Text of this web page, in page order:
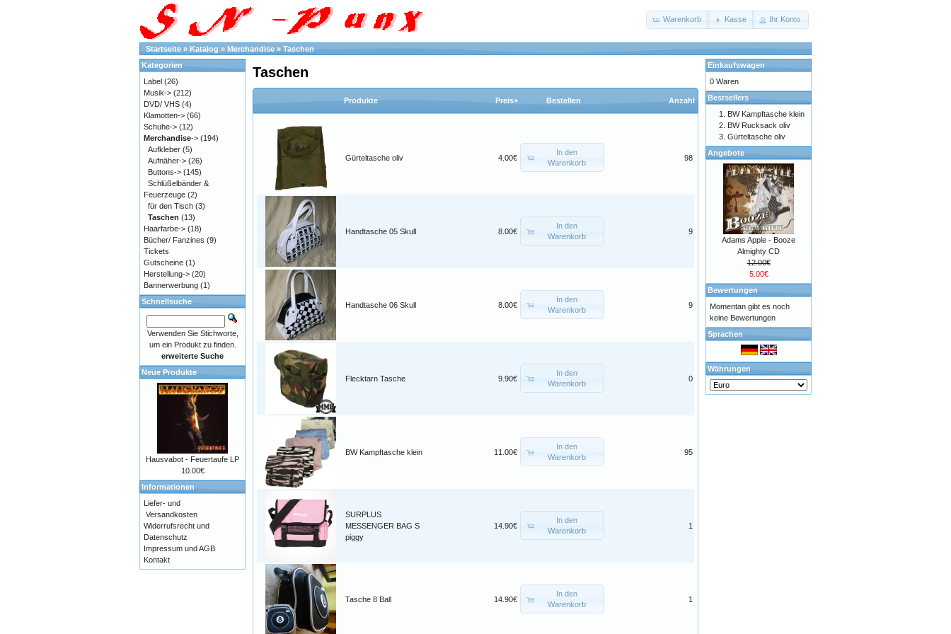
Warenkorb Kasse Ihr Konto
Startseite » Katalog » Merchandise » Taschen
Taschen
Produkte Preis+ Bestellen Anzahl
Gürteltasche oliv 4.00€
In den
Warenkorb
98
Handtasche 05 Skull 8.00€
In den
Warenkorb
9
Handtasche 06 Skull 8.00€
In den
Warenkorb
9
Flecktarn Tasche 9.90€
In den
Warenkorb
0
BW Kampftasche klein 11.00€
In den
Warenkorb
95
SURPLUS
MESSENGER BAG S
piggy
14.90€
In den
Warenkorb
1
Tasche 8 Ball 14.90€
In den
Warenkorb
1
Kategorien
Label (26)
Musik-> (212)
DVD/ VHS (4)
Klamotten-> (66)
Schuhe-> (12)
Merchandise-> (194)
Aufkleber (5)
Aufnäher-> (26)
Buttons-> (145)
Schlüßelbänder &
Feuerzeuge (2)
für den Tisch (3)
Taschen (13)
Haarfarbe-> (18)
Bücher/ Fanzines (9)
Tickets
Gutscheine (1)
Herstellung-> (20)
Bannerwerbung (1)
Schnellsuche
Verwenden Sie Stichworte,
um ein Produkt zu finden.
erweiterte Suche
Neue Produkte
Hausvabot - Feuertaufe LP
10.00€
Informationen
Liefer- und
Versandkosten
Widerrufsrecht und
Datenschutz
Impressum und AGB
Kontakt
Einkaufswagen
0 Waren
Bestsellers
BW Kampftasche klein
BW Rucksack oliv
Gürteltasche oliv
Angebote
Adams Apple - Booze
Almighty CD
12.00€
5.00€
Bewertungen
Momentan gibt es noch
keine Bewertungen
Sprachen
Währungen